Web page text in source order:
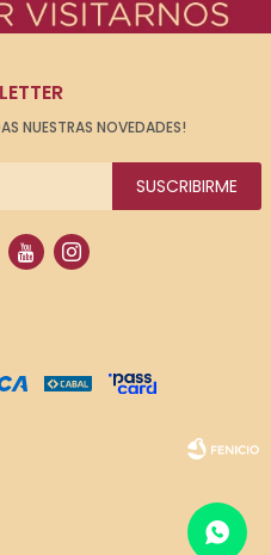
NUESTRAS NOVEDADES!
SUSCRIBIRME
 